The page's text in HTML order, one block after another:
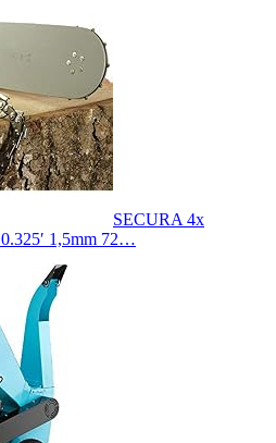
SECURA 4x
1,5mm 72…